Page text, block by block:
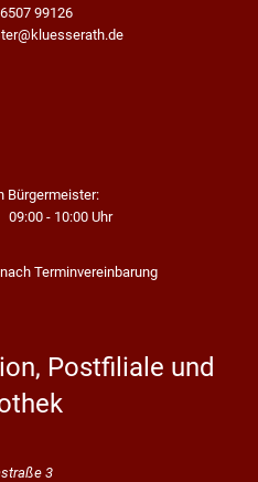
99126
Bürgermeister:
09:00 - 10:00 Uhr
Terminvereinbarung
Postfiliale und
3